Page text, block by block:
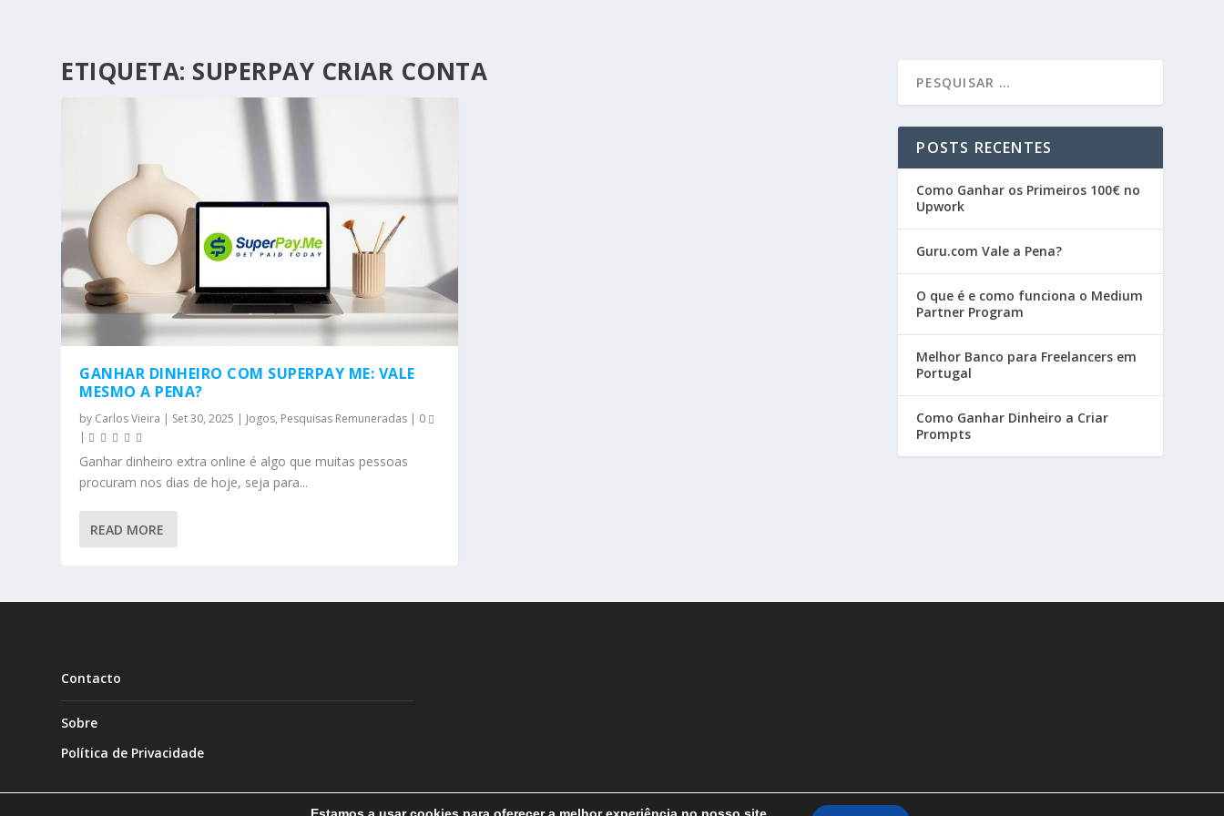
ETIQUETA: SUPERPAY CRIAR CONTA
GANHAR DINHEIRO COM SUPERPAY ME: VALE
MESMO A PENA?
by Carlos Vieira | Set 30, 2025 | Jogos, Pesquisas Remuneradas | 0
|
Ganhar dinheiro extra online é algo que muitas pessoas
procuram nos dias de hoje, seja para...
READ MORE
POSTS RECENTES
Como Ganhar os Primeiros 100€ no
Upwork
Guru.com Vale a Pena?
O que é e como funciona o Medium
Partner Program
Melhor Banco para Freelancers em
Portugal
Como Ganhar Dinheiro a Criar
Prompts
Contacto
Sobre
Política de Privacidade